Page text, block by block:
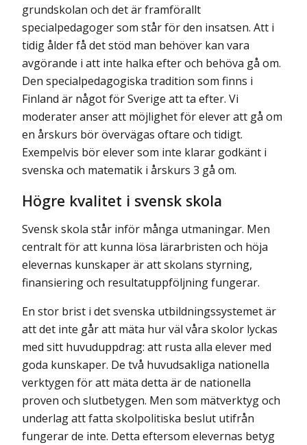
grundskolan och det är framförallt
specialpedagoger som står för den insatsen. Att i
tidig ålder få det stöd man behöver kan vara
avgörande i att inte halka efter och behöva gå om.
Den specialpedagogiska tradition som finns i
Finland är något för Sverige att ta efter. Vi
moderater anser att möjlighet för elever att gå om
en årskurs bör övervägas oftare och tidigt.
Exempelvis bör elever som inte klarar godkänt i
svenska och matematik i årskurs 3 gå om.
Högre kvalitet i svensk skola
Svensk skola står inför många utmaningar. Men
centralt för att kunna lösa lärarbristen och höja
elevernas kunskaper är att skolans styrning,
finansiering och resultat­uppföljning fungerar.
En stor brist i det svenska utbildningssystemet är
att det inte går att mäta hur väl våra skolor lyckas
med sitt huvuduppdrag: att rusta alla elever med
goda kunskaper. De två huvudsakliga nationella
verktygen för att mäta detta är de nationella
proven och slutbetygen. Men som mätverktyg och
underlag att fatta skolpolitiska beslut utifrån
fungerar de inte. Detta eftersom elevernas betyg